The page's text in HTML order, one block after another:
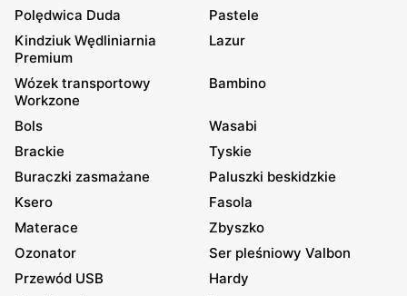
Polędwica Duda
Pastele
Kindziuk Wędliniarnia
Premium
Lazur
Wózek transportowy
Workzone
Bambino
Bols
Wasabi
Brackie
Tyskie
Buraczki zasmażane
Paluszki beskidzkie
Ksero
Fasola
Materace
Zbyszko
Ozonator
Ser pleśniowy Valbon
Przewód USB
Hardy